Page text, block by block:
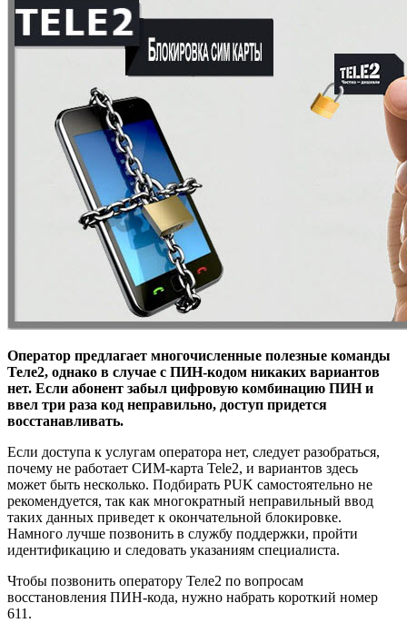
Оператор предлагает многочисленные полезные команды
Теле2, однако в случае с ПИН-кодом никаких вариантов
нет. Если абонент забыл цифровую комбинацию ПИН и
ввел три раза код неправильно, доступ придется
восстанавливать.
Если доступа к услугам оператора нет, следует разобраться,
почему не работает СИМ-карта Tele2, и вариантов здесь
может быть несколько. Подбирать PUK самостоятельно не
рекомендуется, так как многократный неправильный ввод
таких данных приведет к окончательной блокировке.
Намного лучше позвонить в службу поддержки, пройти
идентификацию и следовать указаниям специалиста.
Чтобы позвонить оператору Теле2 по вопросам
восстановления ПИН-кода, нужно набрать короткий номер
611.